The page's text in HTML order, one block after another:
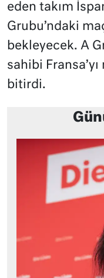
eden takım
Grubu’ndaki
bekleyecek. A
sahibi
bitirdi.